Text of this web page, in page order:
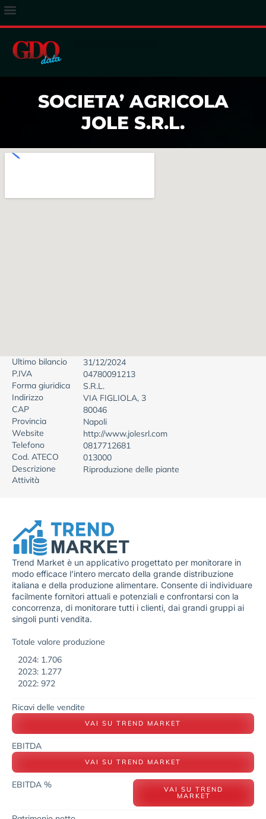
SOCIETA’ AGRICOLA
JOLE S.R.L.
Ultimo bilancio
31/12/2024
P.IVA
04780091213
Forma giuridica
S.R.L.
Indirizzo
VIA FIGLIOLA, 3
CAP
80046
Provincia
Napoli
Website
http://www.jolesrl.com
Telefono
0817712681
Cod. ATECO
013000
Descrizione
Attività
Riproduzione delle piante
Trend Market è un applicativo progettato per monitorare in
modo efficace l’intero mercato della grande distribuzione
italiana e della produzione alimentare. Consente di individuare
facilmente fornitori attuali e potenziali e confrontarsi con la
concorrenza, di monitorare tutti i clienti, dai grandi gruppi ai
singoli punti vendita.
Totale valore produzione
2024: 1.706
2023: 1.277
2022: 972
Ricavi delle vendite
VAI SU TREND MARKET
EBITDA
VAI SU TREND MARKET
EBITDA % VAI SU TREND
MARKET